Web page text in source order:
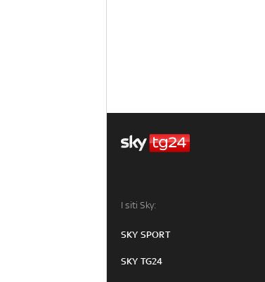
I siti Sky:
SKY SPORT
SKY TG24